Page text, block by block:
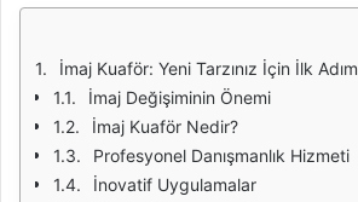
İmaj Kuaför: Yeni Tarzınız İçin İlk Adım
İmaj Değişiminin Önemi
İmaj Kuaför Nedir?
Profesyonel Danışmanlık Hizmeti
İnovatif Uygulamalar